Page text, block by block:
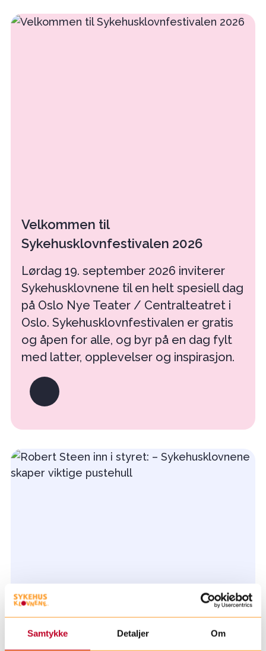
Samtykke Detaljer Om
Velkommen til
Sykehusklovnfestivalen 2026
Lørdag 19. september 2026 inviterer
Sykehusklovnene til en helt spesiell dag
på Oslo Nye Teater / Centralteatret i
Oslo. Sykehusklovnfestivalen er gratis
og åpen for alle, og byr på en dag fylt
med latter, opplevelser og inspirasjon.